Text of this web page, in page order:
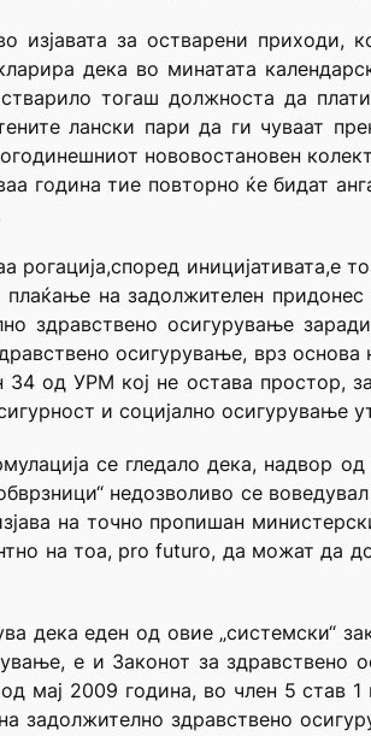
изјавата за остварени приходи,
дека во минатата
тогаш должноста да
лански пари да ги чуваат
нововостановен
година тие повторно ќе бидат
рогација,според иницијативата,е
на задолжителен
здравствено осигурување
осигурување, врз
од УРМ кој не остава простор,
и социјално осигурување
се гледало дека, надвор
недозволиво се
на точно пропишан
на тоа, pro futuro, да можат да
дека еден од овие „системски“
е и Законот за
мај 2009 година, во член 5 став
задолжително здравствено